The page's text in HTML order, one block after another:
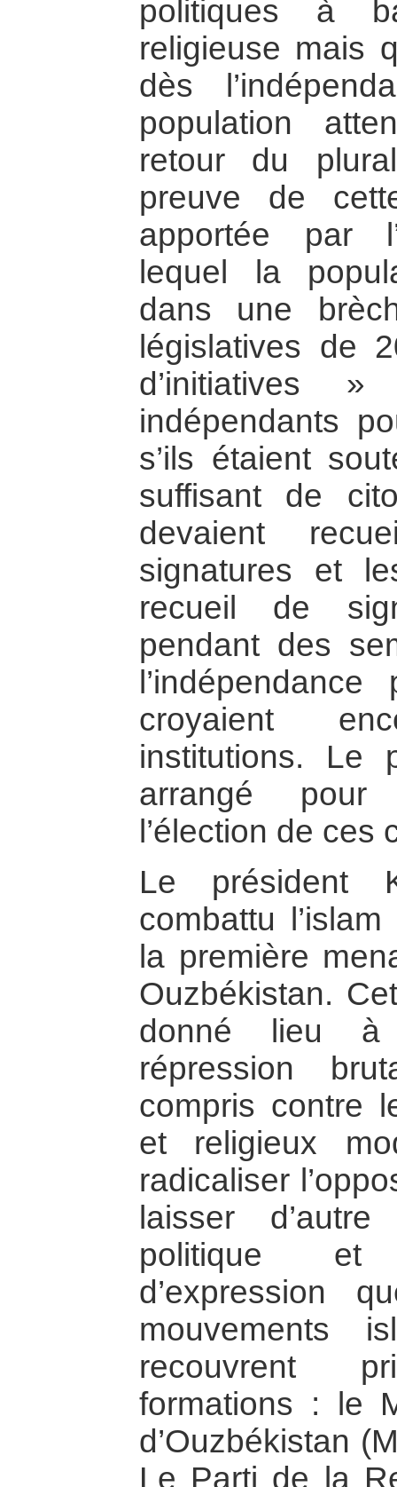
politiques à
religieuse mais
dès
population
retour du
preuve de
apportée par
lequel la
dans une
législatives de
d’initiatives
indépendants
s’ils étaient
suffisant de
devaient
signatures et
recueil de
pendant des
croyaient
institutions. Le
arrangé pour
l’élection de ces
Le président
combattu
la première
Ouzbékistan.
donné lieu à
répression
compris contre
et religieux
radicaliser
laisser
politique et
d’expression
mouvements
recouvrent
formations : le
d’Ouzbékistan
Le Parti de la